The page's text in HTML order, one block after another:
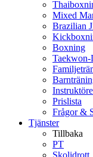
Mixed
Brazilian
Boxning
Prislista
Frågor &
Tjänster
Tillbaka
PT